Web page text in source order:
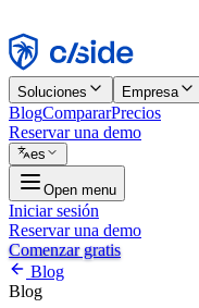
Rechazar
Soluciones Empresa
BlogCompararPrecios
Reservar una demo
es
Open menu
Iniciar sesión
Reservar una demo
Comenzar gratis
Blog
Blog